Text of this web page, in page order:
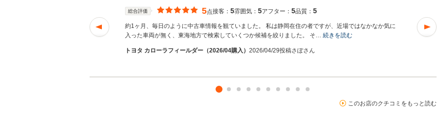
総合評価 5点接客： 5雰囲気： 5アフター： 5品質： 5
約1ヶ月、毎日のように中古車情報を観ていました。 私は静岡在住の者ですが、近場ではなかなか気に
入った車両が無く、東海地方で検索していくつか候補を絞りました。 そ… 続きを読む
トヨタ カローラフィールダー（2026/04購入） 2026/04/29投稿さぽさん
このお店のクチコミをもっと読む